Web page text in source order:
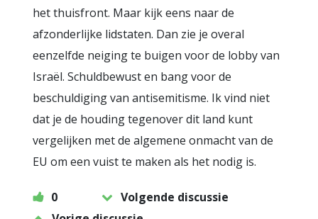
het thuisfront. Maar kijk eens naar de
afzonderlijke lidstaten. Dan zie je overal
eenzelfde neiging te buigen voor de lobby van
Israël. Schuldbewust en bang voor de
beschuldiging van antisemitisme. Ik vind niet
dat je de houding tegenover dit land kunt
vergelijken met de algemene onmacht van de
EU om een vuist te maken als het nodig is.
0
Volgende discussie